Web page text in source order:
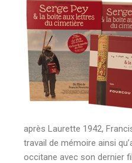
après Laurette 1942,
travail de mémoire ainsi
occitane avec son dernier